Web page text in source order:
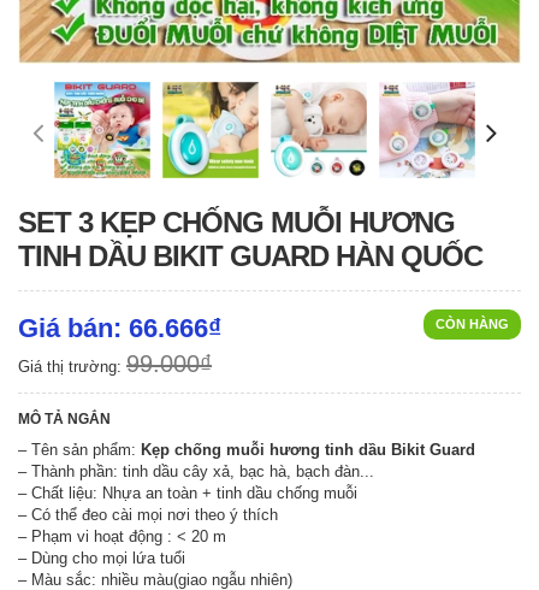
SET 3 KẸP CHỐNG MUỖI HƯƠNG
TINH DẦU BIKIT GUARD HÀN QUỐC
CÒN HÀNG
Giá bán: 66.666₫
Giá thị trường: 99.000₫
MÔ TẢ NGẮN
– Tên sản phẩm: Kẹp chống muỗi hương tinh dầu Bikit Guard
– Thành phần: tinh dầu cây xả, bạc hà, bạch đàn...
– Chất liệu: Nhựa an toàn + tinh dầu chống muỗi
– Có thể đeo cài mọi nơi theo ý thích
– Phạm vi hoạt động : < 20 m
– Dùng cho mọi lứa tuổi
– Màu sắc: nhiều màu(giao ngẫu nhiên)